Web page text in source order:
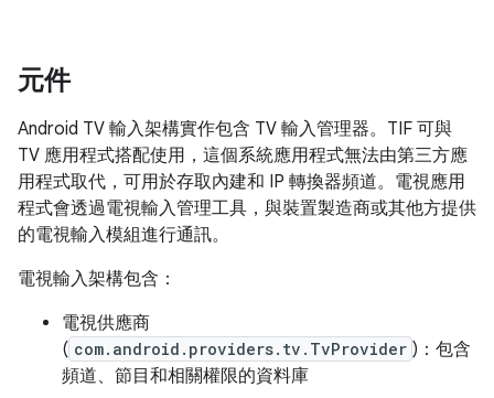
元件
Android TV 輸入架構實作包含 TV 輸入管理器。TIF 可與
TV 應用程式搭配使用，這個系統應用程式無法由第三方應
用程式取代，可用於存取內建和 IP 轉換器頻道。電視應用
程式會透過電視輸入管理工具，與裝置製造商或其他方提供
的電視輸入模組進行通訊。
電視輸入架構包含：
電視供應商
( com.android.providers.tv.TvProvider )：包含
頻道、節目和相關權限的資料庫